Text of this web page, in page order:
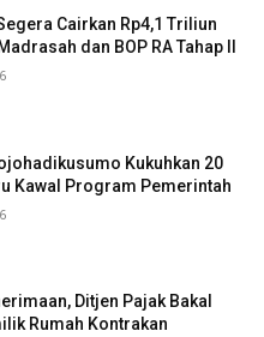
Cairkan Rp4,1 Triliun
dan BOP RA Tahap II
Kukuhkan 20
Kawal Program Pemerintah
Ditjen Pajak Bakal
Rumah Kontrakan